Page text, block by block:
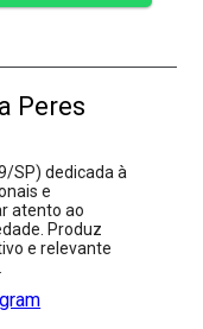
Peres
SP) dedicada à
e
atento ao
Produz
e relevante